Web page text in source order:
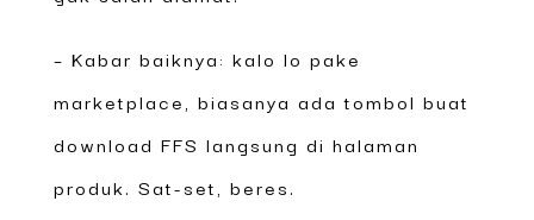
– Kabar baiknya: kalo lo pake
marketplace, biasanya ada tombol buat
download FFS langsung di halaman
produk. Sat-set, beres.